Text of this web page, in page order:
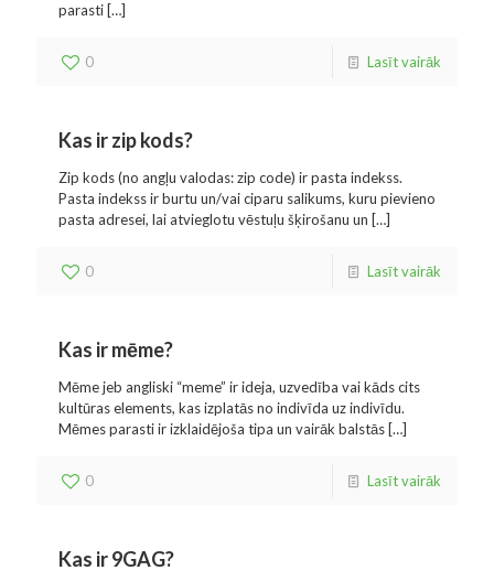
parasti […]
0 Lasīt vairāk
Kas ir zip kods?
Zip kods (no angļu valodas: zip code) ir pasta indekss.
Pasta indekss ir burtu un/vai ciparu salikums, kuru pievieno
pasta adresei, lai atvieglotu vēstuļu šķirošanu un […]
0 Lasīt vairāk
Kas ir mēme?
Mēme jeb angliski “meme” ir ideja, uzvedība vai kāds cits
kultūras elements, kas izplatās no indivīda uz indivīdu.
Mēmes parasti ir izklaidējoša tipa un vairāk balstās […]
0 Lasīt vairāk
Kas ir 9GAG?